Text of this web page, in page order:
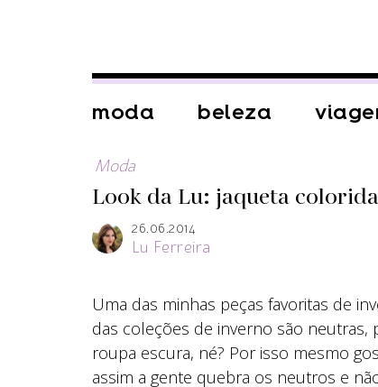
moda beleza
Moda
Look da Lu: jaqueta colorida
26.06.2014
Lu Ferreira
Uma das minhas peças favoritas de
das coleções de inverno são neutras,
roupa escura, né? Por isso mesmo
assim a gente quebra os neutros e